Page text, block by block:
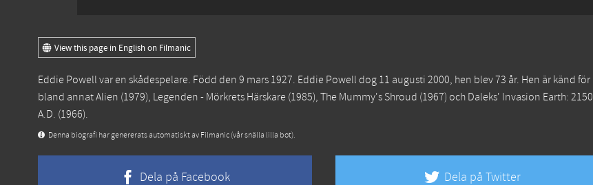
View this page in English on Filmanic
Eddie Powell var en skådespelare. Född den 9 mars 1927. Eddie Powell dog 11 augusti 2000, hen blev 73 år. Hen är känd för
bland annatAlien (1979), Legenden - Mörkrets Härskare (1985), The Mummy's Shroud (1967) och Daleks' Invasion Earth: 2150
A.D. (1966).
Denna biografi har genererats automatiskt av Filmanic (vår snälla lilla bot).
Dela på Facebook Dela på Twitter